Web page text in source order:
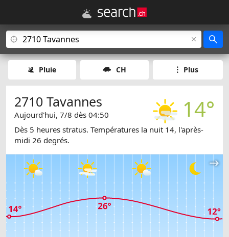
Pluie CH Plus
14°
2710 Tavannes
Aujourd'hui, 7/8 dès 04:50
Dès 5 heures stratus. Températures la nuit 14, l'après-
midi 26 degrés.